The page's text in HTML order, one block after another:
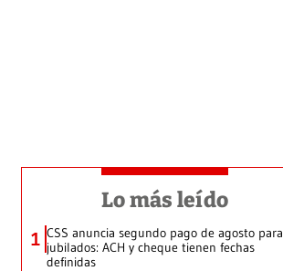
Lo más leído
1 CSS anuncia segundo pago de agosto para
jubilados: ACH y cheque tienen fechas
definidas